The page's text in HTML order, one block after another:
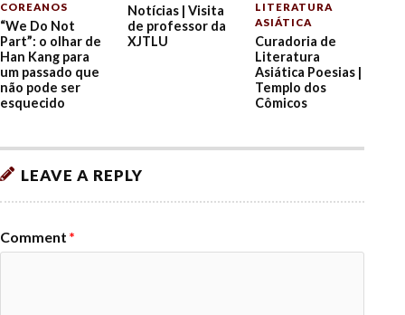
COREANOS
“We Do Not
Part”: o olhar de
Han Kang para
um passado que
não pode ser
esquecido
Notícias | Visita
de professor da
XJTLU
LITERATURA
ASIÁTICA
Curadoria de
Literatura
Asiática Poesias |
Templo dos
Cômicos
LEAVE A REPLY
Comment *